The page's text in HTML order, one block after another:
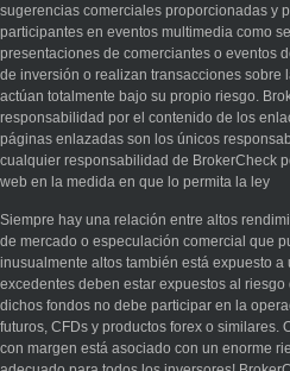
sugerencias comerciales proporcionadas y
participantes en eventos multimedia como
presentaciones de comerciantes o eventos
de inversión o realizan transacciones sobre
actúan totalmente bajo su propio riesgo.
responsabilidad por el contenido de los
páginas enlazadas son los únicos
cualquier responsabilidad de BrokerCheck
web en la medida en que lo permita la ley
Siempre hay una relación entre altos
de mercado o especulación comercial que
inusualmente altos también está expuesto
excedentes deben estar expuestos al
dichos fondos no debe participar en la
futuros, CFDs y productos forex o similares.
con margen está asociado con un enorme